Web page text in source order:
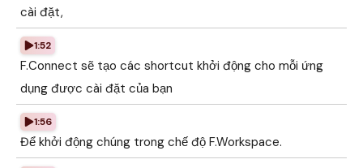
cài đặt,
1:52
F.Connect sẽ tạo các shortcut khởi động cho mỗi ứng
dụng được cài đặt của bạn
1:56
Để khởi động chúng trong chế độ F.Workspace.